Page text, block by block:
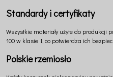
Standardy i certyfikaty
Wszystkie materiały użyte do produkcji
100 w klasie I, co potwierdza ich
Polskie rzemiosło